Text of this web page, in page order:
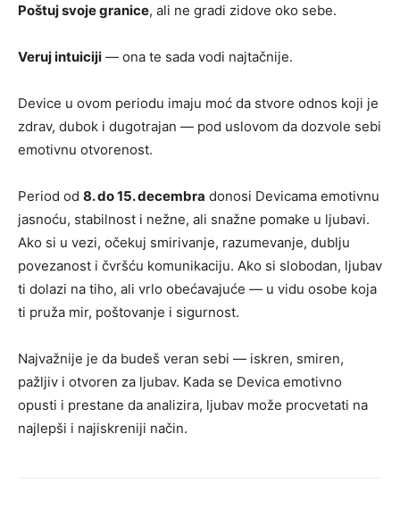
Poštuj svoje granice, ali ne gradi zidove oko sebe.
Veruj intuiciji — ona te sada vodi najtačnije.
Device u ovom periodu imaju moć da stvore odnos koji je
zdrav, dubok i dugotrajan — pod uslovom da dozvole sebi
emotivnu otvorenost.
Period od 8. do 15. decembra donosi Devicama emotivnu
jasnoću, stabilnost i nežne, ali snažne pomake u ljubavi.
Ako si u vezi, očekuj smirivanje, razumevanje, dublju
povezanost i čvršću komunikaciju. Ako si slobodan, ljubav
ti dolazi na tiho, ali vrlo obećavajuće — u vidu osobe koja
ti pruža mir, poštovanje i sigurnost.
Najvažnije je da budeš veran sebi — iskren, smiren,
pažljiv i otvoren za ljubav. Kada se Devica emotivno
opusti i prestane da analizira, ljubav može procvetati na
najlepši i najiskreniji način.